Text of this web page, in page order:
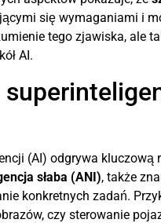
się wymaganiami i
tego zjawiska, ale
AI.
(AI) odgrywa kluczową
słaba (ANI), także
konkretnych zadań.
czy sterowanie